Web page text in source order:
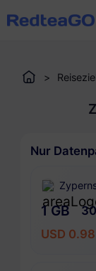
>
Nur
1 GB
USD 0.98